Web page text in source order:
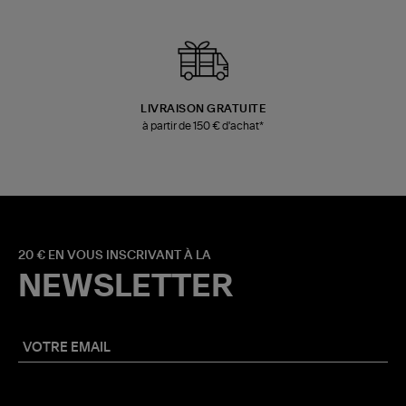
LIVRAISON GRATUITE
à partir de 150 € d'achat*
20 € EN VOUS INSCRIVANT À LA
NEWSLETTER